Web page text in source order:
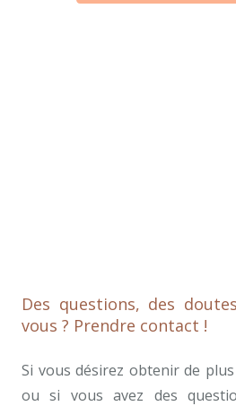
Des questions, des
vous ? Prendre contact !
Si vous désirez obtenir de
ou si vous avez des